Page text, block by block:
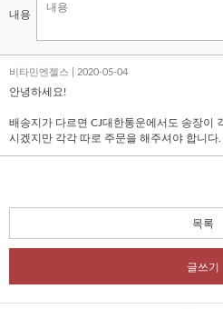
내용
비타민엔젤스 | 2020-05-04
안녕하세요!
배송지가 다르면 CJ대한통운에서도 송장이
시겠지만 각각 따로 주문을 해주셔야 합니다.
목록
글쓰기